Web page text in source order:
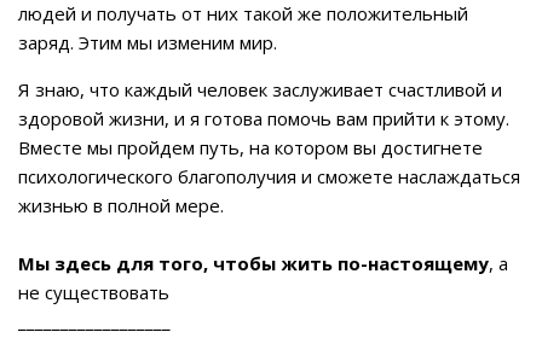
людей и получать от них такой же положительный
заряд. Этим мы изменим мир.
Я знаю, что каждый человек заслуживает счастливой и
здоровой жизни, и я готова помочь вам прийти к этому.
Вместе мы пройдем путь, на котором вы достигнете
психологического благополучия и сможете наслаждаться
жизнью в полной мере.
Мы здесь для того, чтобы жить по-настоящему, а
не существовать